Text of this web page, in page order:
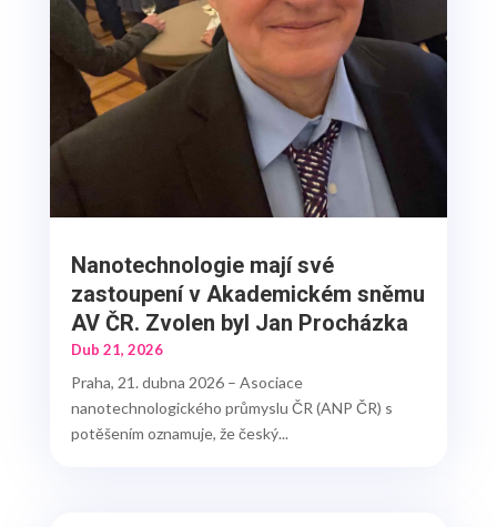
Nanotechnologie mají své
zastoupení v Akademickém sněmu
AV ČR. Zvolen byl Jan Procházka
Dub 21, 2026
Praha, 21. dubna 2026 – Asociace
nanotechnologického průmyslu ČR (ANP ČR) s
potěšením oznamuje, že český...